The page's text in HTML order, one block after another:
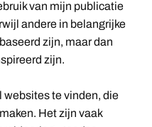
van mijn publicatie
andere in belangrijke
zijn, maar dan
zijn.
websites te vinden, die
Het zijn vaak